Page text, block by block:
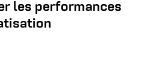
les performances